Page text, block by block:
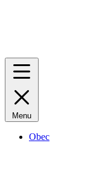
Menu
Obec